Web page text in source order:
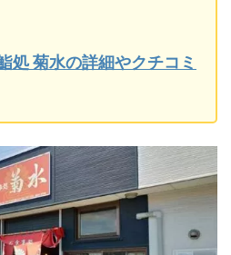
菊水の詳細やクチコミ